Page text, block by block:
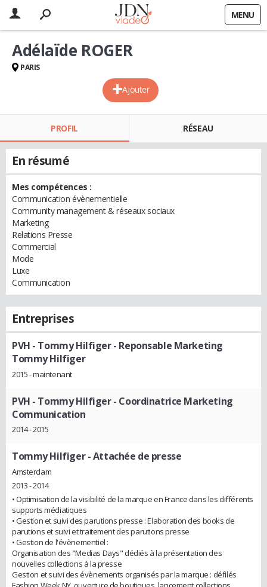
MENU
Ajouter
Adélaïde ROGER
PARIS
PROFIL RÉSEAU
En résumé
Mes compétences :
Communication évènementielle
Community management & réseaux sociaux
Marketing
Relations Presse
Commercial
Mode
Luxe
Communication
Entreprises
PVH - Tommy Hilfiger- Reponsable Marketing
Tommy Hilfiger
2015 - maintenant
PVH - Tommy Hilfiger- Coordinatrice Marketing
Communication
2014 - 2015
Tommy Hilfiger- Attachée de presse
Amsterdam
2013 - 2014
• Optimisation de la visibilité de la marque en France dans les différents
supports médiatiques
• Gestion et suivi des parutions presse : Elaboration des books de
parutions et suivi et traitement des parutions presse
• Gestion de l'évènementiel :
Organisation des "Medias Days" dédiés à la présentation des
nouvelles collections à la presse
Gestion et suivi des évènements organisés par la marque : défilés